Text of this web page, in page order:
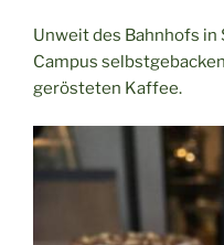
Unweit des Bahnhofs in
Campus
gerösteten Kaffee.